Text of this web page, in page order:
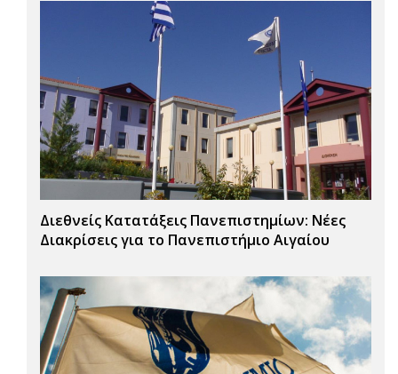
Διεθνείς Κατατάξεις Πανεπιστημίων: Νέες
Διακρίσεις για το Πανεπιστήμιο Αιγαίου